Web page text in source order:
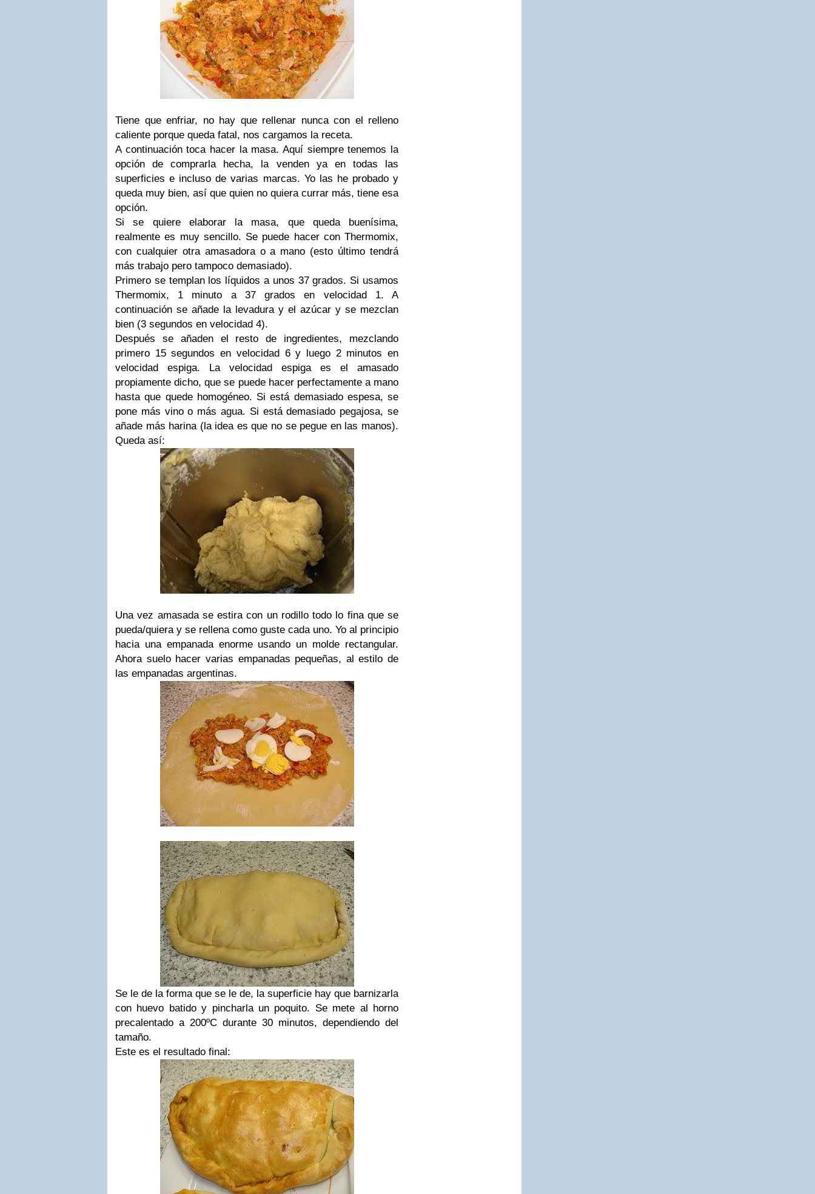
Tiene que enfriar, no hay que rellenar nunca con el relleno
caliente porque queda fatal, nos cargamos la receta.
A continuación toca hacer la masa. Aquí siempre tenemos la
opción de comprarla hecha, la venden ya en todas las
superficies e incluso de varias marcas. Yo las he probado y
queda muy bien, así que quien no quiera currar más, tiene esa
opción.
Si se quiere elaborar la masa, que queda buenísima,
realmente es muy sencillo. Se puede hacer con Thermomix,
con cualquier otra amasadora o a mano (esto último tendrá
más trabajo pero tampoco demasiado).
Primero se templan los líquidos a unos 37 grados. Si usamos
Thermomix, 1 minuto a 37 grados en velocidad 1. A
continuación se añade la levadura y el azúcar y se mezclan
bien (3 segundos en velocidad 4).
Después se añaden el resto de ingredientes, mezclando
primero 15 segundos en velocidad 6 y luego 2 minutos en
velocidad espiga. La velocidad espiga es el amasado
propiamente dicho, que se puede hacer perfectamente a mano
hasta que quede homogéneo. Si está demasiado espesa, se
pone más vino o más agua. Si está demasiado pegajosa, se
añade más harina (la idea es que no se pegue en las manos).
Queda así:
Una vez amasada se estira con un rodillo todo lo fina que se
pueda/quiera y se rellena como guste cada uno. Yo al principio
hacia una empanada enorme usando un molde rectangular.
Ahora suelo hacer varias empanadas pequeñas, al estilo de
las empanadas argentinas.
Se le de la forma que se le de, la superficie hay que barnizarla
con huevo batido y pincharla un poquito. Se mete al horno
precalentado a 200ºC durante 30 minutos, dependiendo del
tamaño.
Este es el resultado final: